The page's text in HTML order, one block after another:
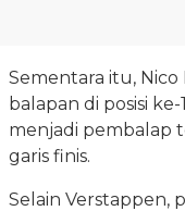
Sementara itu,
balapan di posisi
menjadi pembalap
garis finis.
Selain Verstappen,